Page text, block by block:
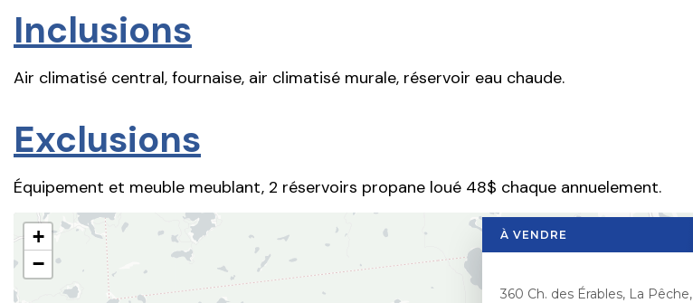
Inclusions
Air climatisé central, fournaise, air climatisé murale, réservoir eau chaude.
Exclusions
Équipement et meuble meublant, 2 réservoirs propane loué 48$ chaque annuelement.
À VENDRE
360 Ch. des Érables, La Pêche,
+
−